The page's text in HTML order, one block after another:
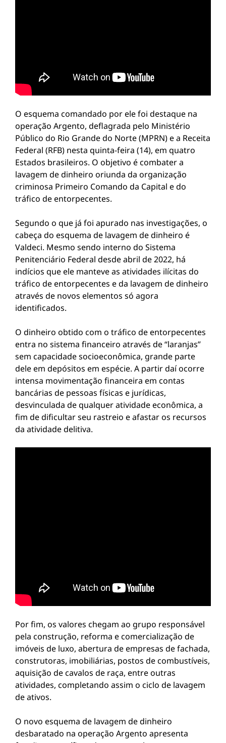
O esquema comandado por ele foi destaque na
operação Argento, deflagrada pelo Ministério
Público do Rio Grande do Norte (MPRN) e a Receita
Federal (RFB) nesta quinta-feira (14), em quatro
Estados brasileiros. O objetivo é combater a
lavagem de dinheiro oriunda da organização
criminosa Primeiro Comando da Capital e do
tráfico de entorpecentes.
Segundo o que já foi apurado nas investigações, o
cabeça do esquema de lavagem de dinheiro é
Valdeci. Mesmo sendo interno do Sistema
Penitenciário Federal desde abril de 2022, há
indícios que ele manteve as atividades ilícitas do
tráfico de entorpecentes e da lavagem de dinheiro
através de novos elementos só agora
identificados.
O dinheiro obtido com o tráfico de entorpecentes
entra no sistema financeiro através de “laranjas”
sem capacidade socioeconômica, grande parte
dele em depósitos em espécie. A partir daí ocorre
intensa movimentação financeira em contas
bancárias de pessoas físicas e jurídicas,
desvinculada de qualquer atividade econômica, a
fim de dificultar seu rastreio e afastar os recursos
da atividade delitiva.
Por fim, os valores chegam ao grupo responsável
pela construção, reforma e comercialização de
imóveis de luxo, abertura de empresas de fachada,
construtoras, imobiliárias, postos de combustíveis,
aquisição de cavalos de raça, entre outras
atividades, completando assim o ciclo de lavagem
de ativos.
O novo esquema de lavagem de dinheiro
desbaratado na operação Argento apresenta